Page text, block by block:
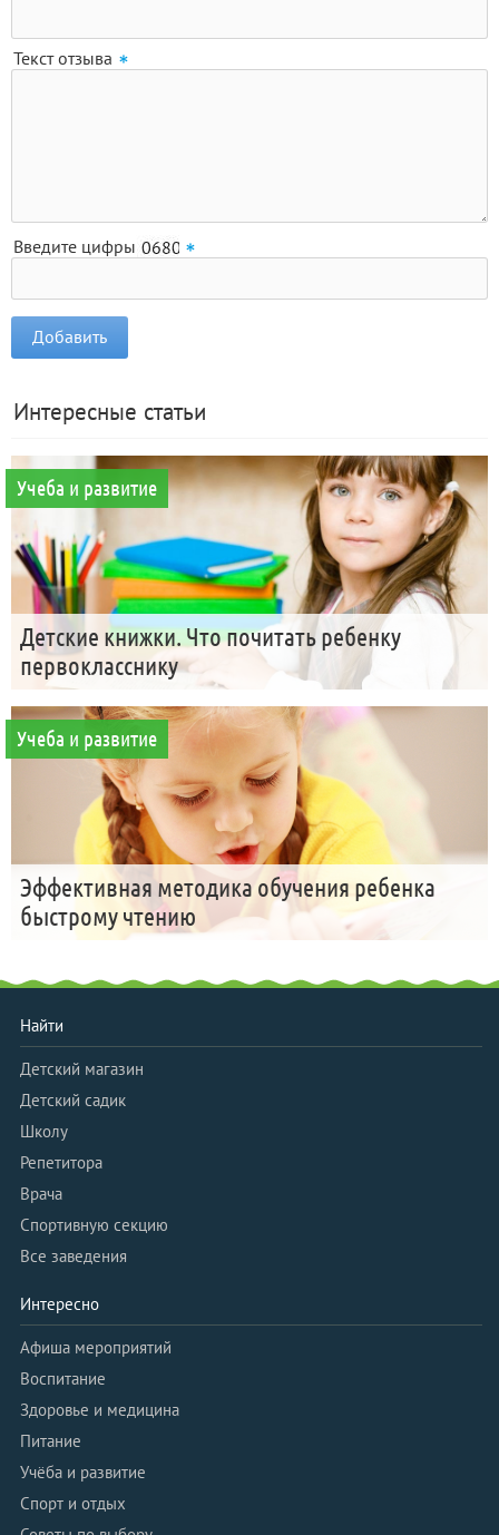
Текст отзыва
Введите цифры
Интересные статьи
Учеба и развитие
Детские книжки. Что почитать ребенку
первокласснику
Учеба и развитие
Эффективная методика обучения ребенка
быстрому чтению
Найти
Детский магазин
Детский садик
Школу
Репетитора
Врача
Спортивную секцию
Все заведения
Интересно
Афиша мероприятий
Воспитание
Здоровье и медицина
Питание
Учёба и развитие
Спорт и отдых